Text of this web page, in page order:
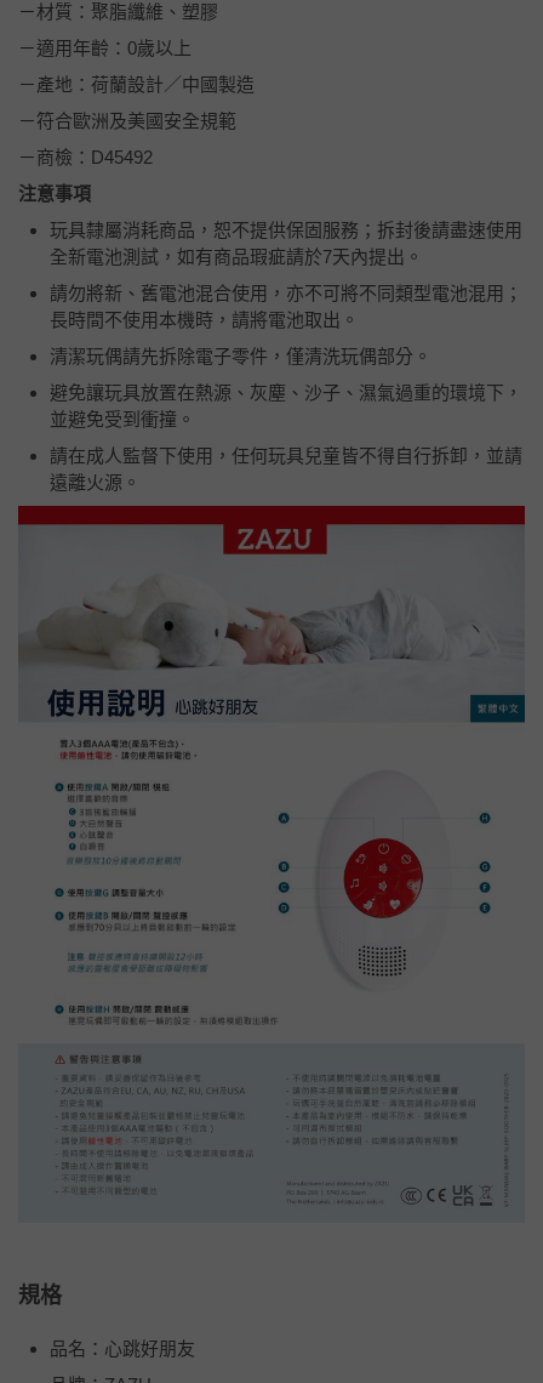
－材質：聚脂纖維、塑膠
－適用年齡：0歲以上
－產地：荷蘭設計／中國製造
－符合歐洲及美國安全規範
－商檢：D45492
注意事項
玩具隸屬消耗商品，恕不提供保固服務；拆封後請盡速使用
全新電池測試，如有商品瑕疵請於7天內提出。
請勿將新、舊電池混合使用，亦不可將不同類型電池混用；
長時間不使用本機時，請將電池取出。
清潔玩偶請先拆除電子零件，僅清洗玩偶部分。
避免讓玩具放置在熱源、灰塵、沙子、濕氣過重的環境下，
並避免受到衝撞。
請在成人監督下使用，任何玩具兒童皆不得自行拆卸，並請
遠離火源。
規格
品名：心跳好朋友